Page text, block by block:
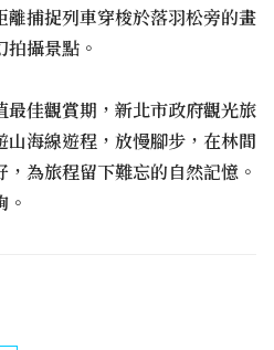
捕捉列車穿梭於落羽松旁的畫
攝景點。
佳觀賞期，新北市政府觀光旅
海線遊程，放慢腳步，在林間
為旅程留下難忘的自然記憶。